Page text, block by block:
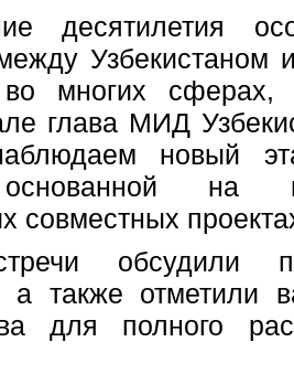
десятилетия
Узбекистаном
во многих
глава МИД
новый
на
совместных
обсудили
а также отметили
для полного